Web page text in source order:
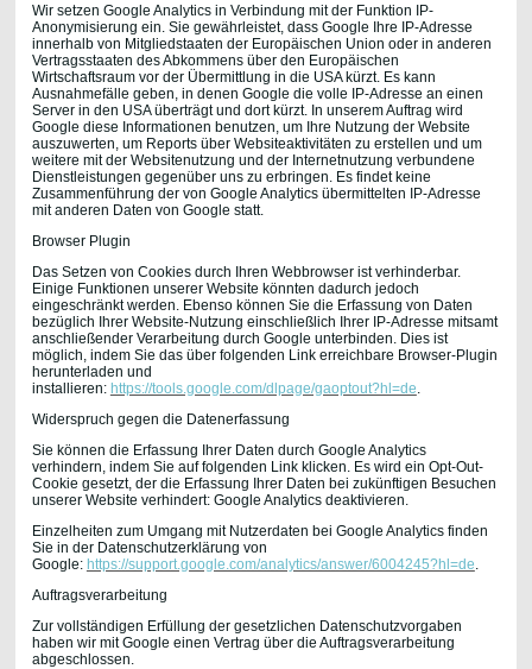
Wir setzen Google Analytics in Verbindung mit der Funktion IP-
Anonymisierung ein. Sie gewährleistet, dass Google Ihre IP-Adresse
innerhalb von Mitgliedstaaten der Europäischen Union oder in anderen
Vertragsstaaten des Abkommens über den Europäischen
Wirtschaftsraum vor der Übermittlung in die USA kürzt. Es kann
Ausnahmefälle geben, in denen Google die volle IP-Adresse an einen
Server in den USA überträgt und dort kürzt. In unserem Auftrag wird
Google diese Informationen benutzen, um Ihre Nutzung der Website
auszuwerten, um Reports über Websiteaktivitäten zu erstellen und um
weitere mit der Websitenutzung und der Internetnutzung verbundene
Dienstleistungen gegenüber uns zu erbringen. Es findet keine
Zusammenführung der von Google Analytics übermittelten IP-Adresse
mit anderen Daten von Google statt.
Browser Plugin
Das Setzen von Cookies durch Ihren Webbrowser ist verhinderbar.
Einige Funktionen unserer Website könnten dadurch jedoch
eingeschränkt werden. Ebenso können Sie die Erfassung von Daten
bezüglich Ihrer Website-Nutzung einschließlich Ihrer IP-Adresse mitsamt
anschließender Verarbeitung durch Google unterbinden. Dies ist
möglich, indem Sie das über folgenden Link erreichbare Browser-Plugin
herunterladen und
installieren: https://tools.google.com/dlpage/gaoptout?hl=de
Widerspruch gegen die Datenerfassung
Sie können die Erfassung Ihrer Daten durch Google Analytics
verhindern, indem Sie auf folgenden Link klicken. Es wird ein Opt-Out-
Cookie gesetzt, der die Erfassung Ihrer Daten bei zukünftigen Besuchen
unserer Website verhindert: Google Analytics deaktivieren.
Einzelheiten zum Umgang mit Nutzerdaten bei Google Analytics finden
Sie in der Datenschutzerklärung von
Google: https://support.google.com/analytics/answer/6004245?hl=de
Auftragsverarbeitung
Zur vollständigen Erfüllung der gesetzlichen Datenschutzvorgaben
haben wir mit Google einen Vertrag über die Auftragsverarbeitung
abgeschlossen.